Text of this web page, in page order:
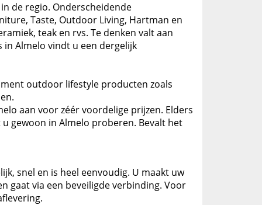
de regio. Onderscheidende
Taste, Outdoor Living, Hartman en
teak en rvs. Te denken valt aan
Almelo vindt u een dergelijk
outdoor lifestyle producten zoals
aan voor zéér voordelige prijzen. Elders
gewoon in Almelo proberen. Bevalt het
snel en is heel eenvoudig. U maakt uw
gaat via een beveiligde verbinding. Voor